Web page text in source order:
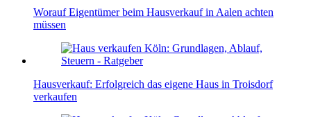
Worauf Eigentümer beim Hausverkauf in Aalen achten
müssen
Hausverkauf: Erfolgreich das eigene Haus in Troisdorf
verkaufen